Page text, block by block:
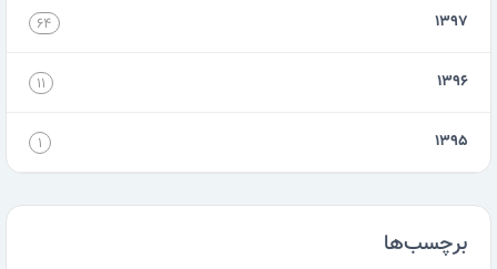
۱۳۹۷ ۶۴
۱۳۹۶ ۱۱
۱۳۹۵ ۱
برچسب‌ها